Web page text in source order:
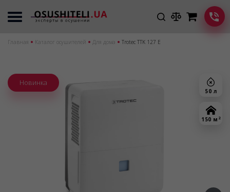
Главная Каталог осушителей Для дома Trotec TTK 127 E
50 л
150 м 2
Новинка